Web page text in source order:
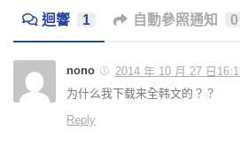
迴響 1 自動參照通知 0
nono
2014 年 10 月 27 日
为什么我下载来全韩文的？？
Reply